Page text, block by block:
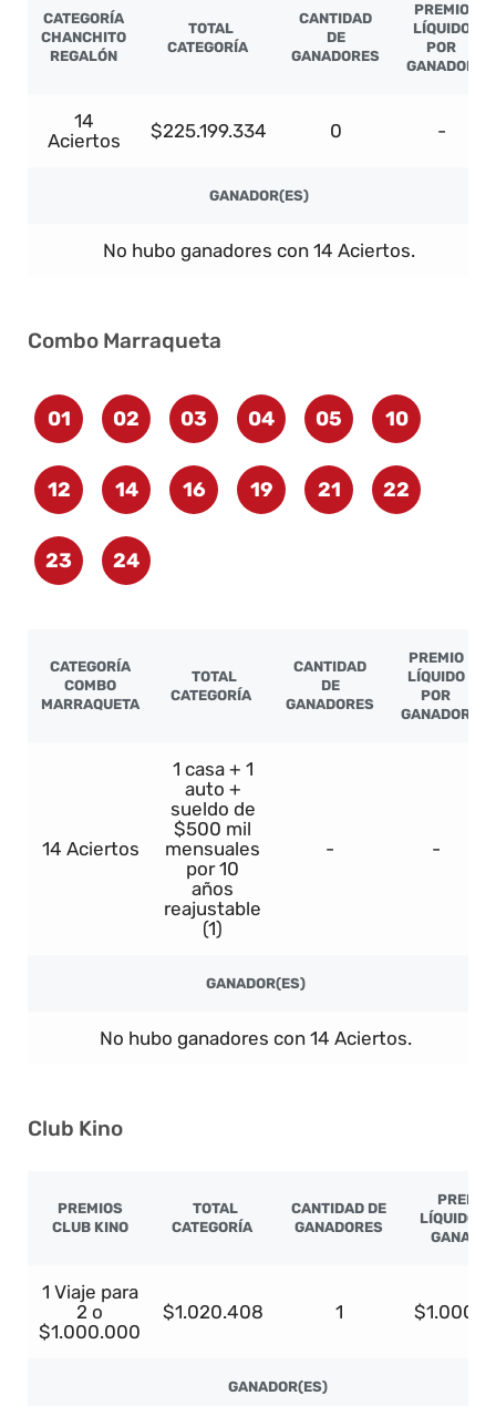
CATEGORÍA
CHANCHITO
REGALÓN
TOTAL
CATEGORÍA
CANTIDAD
DE
GANADORES
PREMIO
LÍQUIDO
POR
GANADOR
14
Aciertos
$225.199.334 0 -
GANADOR(ES)
No hubo ganadores con 14 Aciertos.
Combo Marraqueta
01 02 03 04 05 10
12 14 16 19 21 22
23 24
CATEGORÍA
COMBO
MARRAQUETA
TOTAL
CATEGORÍA
CANTIDAD
DE
GANADORES
PREMIO
LÍQUIDO
POR
GANADOR
14 Aciertos
1 casa + 1
auto +
sueldo de
$500 mil
mensuales
por 10
años
reajustable
(1)
- -
GANADOR(ES)
No hubo ganadores con 14 Aciertos.
Club Kino
PREMIOS
CLUB KINO
TOTAL
CATEGORÍA
CANTIDAD DE
GANADORES
PREMIO
LÍQUIDO
1 Viaje para
2 o
$1.000.000
$1.020.408 1
GANADOR(ES)